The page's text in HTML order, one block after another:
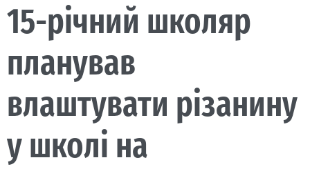
15-річний школяр
планував
влаштувати різанину
у школі на